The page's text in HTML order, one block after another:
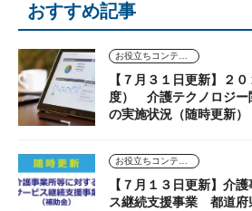
おすすめ記事
【７月３１日更新】２
度） 介護テクノロジ
の実施状況（随時更新）
【７月１３日更新】介
ス継続支援事業 都道府